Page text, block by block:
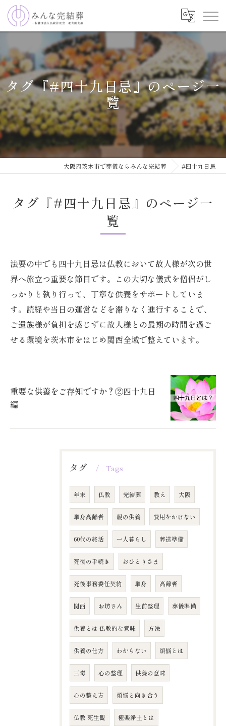
タグ『#四十九日忌』のページ一
覧
大阪府茨木市で葬儀ならみんな完結葬 #四十九日忌
タグ『#四十九日忌』のページ一
覧
法要の中でも四十九日忌は仏教において故人様が次の世
界へ旅立つ重要な節目です。この大切な儀式を僧侶がし
っかりと執り行って、丁寧な供養をサポートしていま
す。読経や当日の運営などを滞りなく進行することで、
ご遺族様が負担を感じずに故人様との最期の時間を過ご
せる環境を茨木市をはじめ関西全域で整えています。
重要な供養をご存知ですか？②四十九日
編
タグ Tags
年末 仏教 完結葬 教え 大阪
単身高齢者 親の供養 費用をかけない
60代の終活 一人暮らし 葬送準備
死後の手続き おひとりさま
死後事務委任契約 単身 高齢者
関西 お坊さん 生前整理 葬儀準備
供養とは 仏教的な意味 方法
供養の仕方 わからない 煩悩とは
三毒 心の整理 供養の意味
心の整え方 煩悩と向き合う
仏教 死生観 極楽浄土とは